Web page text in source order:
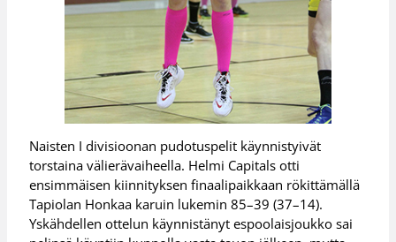
Naisten I divisioonan pudotuspelit käynnistyivät
torstaina välierävaiheella. Helmi Capitals otti
ensimmäisen kiinnityksen finaalipaikkaan rökittämällä
Tapiolan Honkaa karuin lukemin 85–39 (37–14).
Yskähdellen ottelun käynnistänyt espoolaisjoukko sai